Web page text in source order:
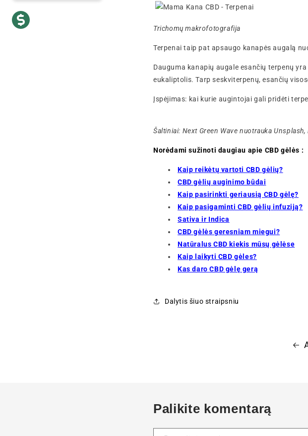
Trichomų makrofotografija
Terpenai taip pat apsaugo kanapės augalą
Dauguma kanapių augale esančių terpenų
eukaliptolis. Tarp seskviterpenų, esančių
Įspėjimas: kai kurie augintojai gali pridėti
Šaltiniai: Next Green Wave nuotrauka
Norėdami sužinoti daugiau apie CBD gėlės :
Kaip reikėtų vartoti CBD gėlių?
CBD gėlių auginimo būdai
Kaip pasirinkti geriausią CBD gėlę?
Kaip pasigaminti CBD gėlių infuziją?
Sativa ir Indica
CBD gėlės geresniam miegui?
Natūralus CBD kiekis mūsų gėlėse
Kaip laikyti CBD gėles?
Kas daro CBD gėlę gerą
Dalytis šiuo straipsniu
Palikite komentarą